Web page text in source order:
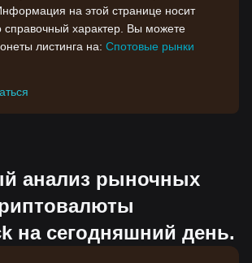
на этой странице носит
справочный характер. Вы можете
листинга на: Спотовые рынки
анализ рыночных
на сегодняшний день.